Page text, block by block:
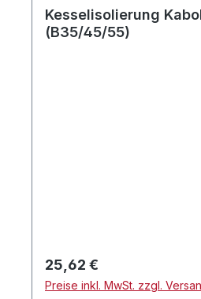
Kesselisolierung
(B35/45/55)
Regulärer Preis:
25,62 €
Preise inkl. MwSt. zzgl.